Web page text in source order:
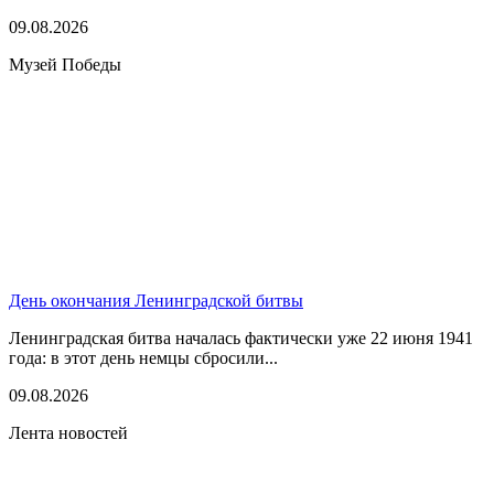
09.08.2026
Музей Победы
День окончания Ленинградской битвы
Ленинградская битва началась фактически уже 22 июня 1941
года: в этот день немцы сбросили...
09.08.2026
Лента новостей